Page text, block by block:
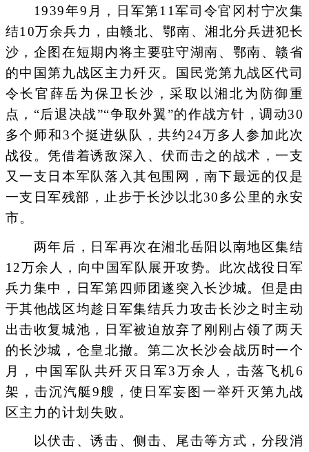
1939年9月，日军第11军司令官冈村宁次集
结10万余兵力，由赣北、鄂南、湘北分兵进犯长
沙，企图在短期内将主要驻守湖南、鄂南、赣省
的中国第九战区主力歼灭。国民党第九战区代司
令长官薛岳为保卫长沙，采取以湘北为防御重
点，“后退决战”“争取外翼”的作战方针，调动30
多个师和3个挺进纵队，共约24万多人参加此次
战役。凭借着诱敌深入、伏而击之的战术，一支
又一支日本军队落入其包围网，南下最远的仅是
一支日军残部，止步于长沙以北30多公里的永安
市。
两年后，日军再次在湘北岳阳以南地区集结
12万余人，向中国军队展开攻势。此次战役日军
兵力集中，日军第四师团遂突入长沙城。但是由
于其他战区均趁日军集结兵力攻击长沙之时主动
出击收复城池，日军被迫放弃了刚刚占领了两天
的长沙城，仓皇北撤。第二次长沙会战历时一个
月，中国军队共歼灭日军3万余人，击落飞机6
架，击沉汽艇9艘，使日军妄图一举歼灭第九战
区主力的计划失败。
以伏击、诱击、侧击、尾击等方式，分段消